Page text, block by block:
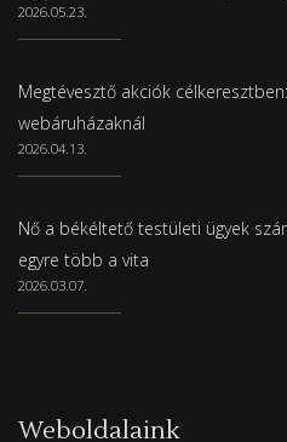
2026.05.23.
Megtévesztő akciók
webáruházaknál
2026.04.13.
Nő a békéltető testületi ügyek
egyre több a vita
2026.03.07.
Weboldalaink